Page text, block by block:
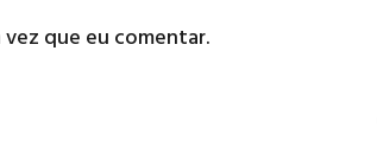
vez que eu comentar.